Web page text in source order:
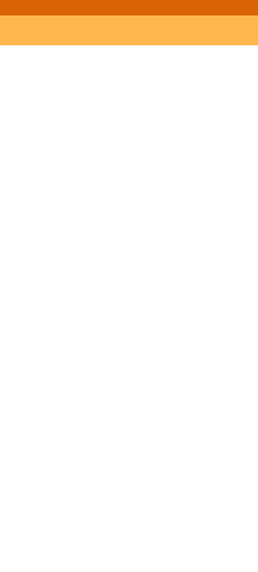
CON NGƯỜI TU THÀNH PHẬT